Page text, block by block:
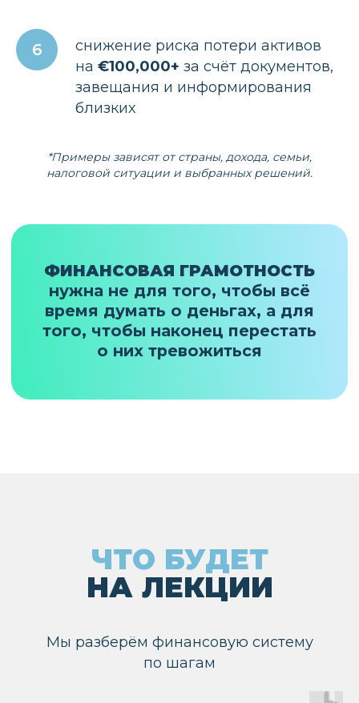
снижение риска потери активов
на €100,000+ за счёт документов,
завещания и информирования
близких
*Примеры зависят от страны, дохода, семьи,
налоговой ситуации и выбранных решений.
Мы разберём финансовую систему
по шагам